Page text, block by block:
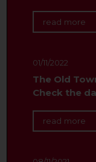
read more
01/11/2022
The Old
Check the
read more